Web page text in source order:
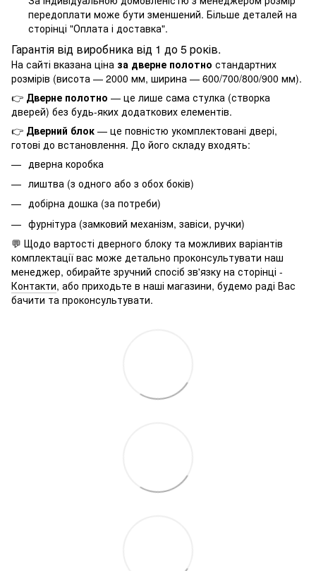
передоплати може бути зменшений. Більше деталей на
сторінці "Оплата і доставка".
Гарантія від виробника від 1 до 5 років.
На сайті вказана ціна за дверне полотно стандартних
розмірів (висота — 2000 мм, ширина — 600/700/800/900 мм).
👉 Дверне полотно — це лише сама стулка (створка
дверей) без будь-яких додаткових елементів.
👉 Дверний блок — це повністю укомплектовані двері,
готові до встановлення. До його складу входять:
дверна коробка
лиштва (з одного або з обох боків)
добірна дошка (за потреби)
фурнітура (замковий механізм, завіси, ручки)
💬 Щодо вартості дверного блоку та можливих варіантів
комплектації вас може детально проконсультувати наш
менеджер, обирайте зручний спосіб зв'язку на сторінці -
Контакти, або приходьте в наші магазини, будемо раді Вас
бачити та проконсультувати.